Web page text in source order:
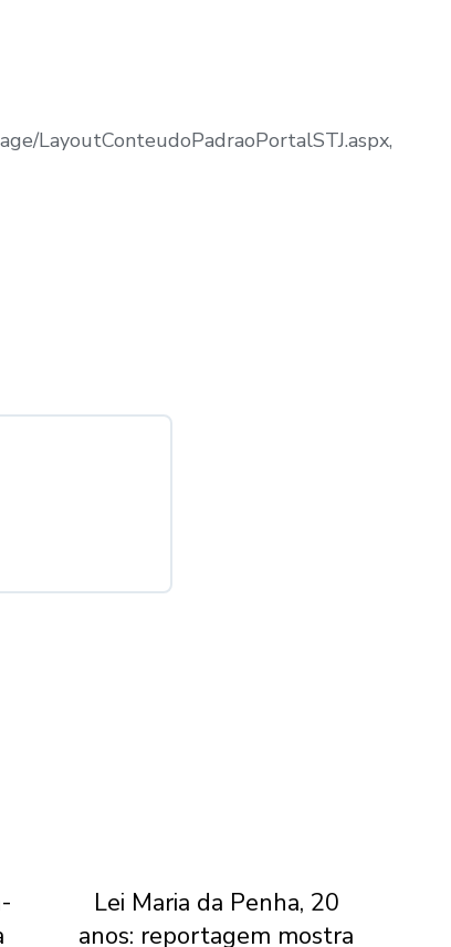
LayoutConteudoPadraoPortalSTJ.aspx,
Lei Maria da Penha, 20
anos: reportagem mostra